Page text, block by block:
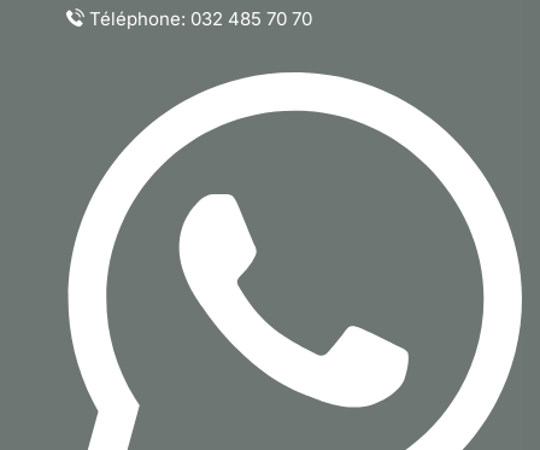
Téléphone: 032 485 70 70